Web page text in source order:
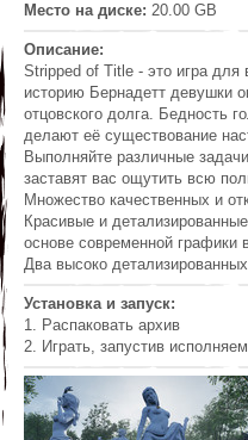
Место на диске: 20.00 GB
Описание:
Stripped of Title - это игра
историю Бернадетт девушки
отцовского долга. Бедность
делают её существование
Выполняйте различные
заставят вас ощутить всю
Множество качественных и
Красивые и
основе современной графики
Два высоко
Установка и запуск:
1. Распаковать архив
2. Играть, запустив